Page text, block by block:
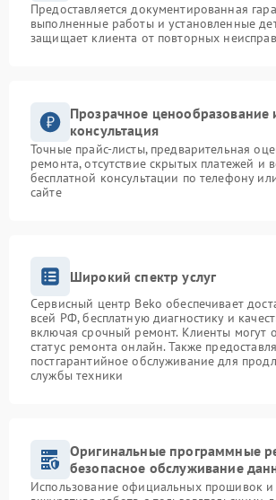
Предоставляется документированная
выполненные работы и установленные
защищает клиента от повторных
Прозрачное ценообразование
консультация
Точные прайс-листы, предварительная
ремонта, отсутствие скрытых платежей и
бесплатной консультации по телефону
сайте
Широкий спектр услуг
Сервисный центр Beko обеспечивает
всей РФ, бесплатную диагностику и
включая срочный ремонт. Клиенты могут
статус ремонта онлайн. Также
постгарантийное обслуживание для
службы техники
Оригинальные программные
безопасное обслуживание
Использование официальных прошивок и